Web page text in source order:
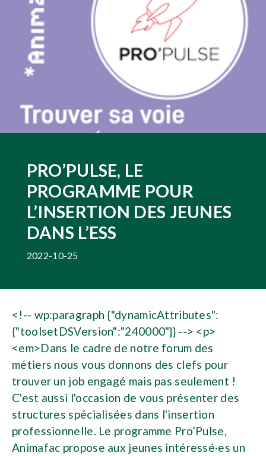
PRO’PULSE, LE
PROGRAMME POUR
L’INSERTION DES JEUNES
DANS L’ESS
2022-10-25
<!-- wp:paragraph {"dynamicAttributes":
{"toolsetDSVersion":"240000"}} --> <p>
<em>Dans le cadre de notre forum des
métiers nous vous donnons des clefs pour
trouver un job engagé mais pas seulement !
C'est aussi l'occasion de vous présenter des
structures spécialisées dans l'insertion
professionnelle. Le programme Pro’Pulse,
Animafac propose aux jeunes intéressé·es un